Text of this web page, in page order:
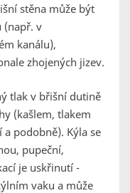
stěna může být
(např. v
kanálu),
zhojených jizev.
tlak v břišní dutině
(kašlem, tlakem
podobně). Kýla se
pupeční,
je uskřinutí -
vaku a může